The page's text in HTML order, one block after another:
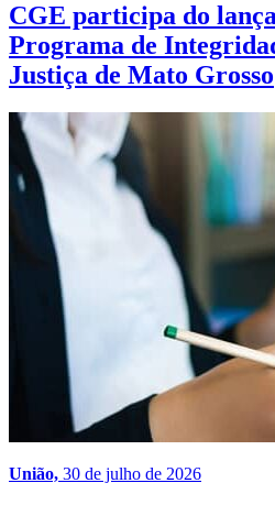
CGE participa do
Programa de
Justiça de Mato Grosso
União, 30 de julho de 2026